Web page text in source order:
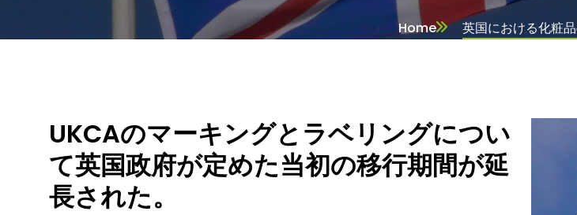
Home 英国における化粧
UKCAのマーキングとラベリングについ
て英国政府が定めた当初の移行期間が延
長された。